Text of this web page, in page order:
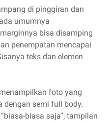
di pinggiran dan
umumnya
bisa disamping
penempatan mencapai
teks dan elemen
foto yang
dengan semi full body.
biasa saja”, tampilan